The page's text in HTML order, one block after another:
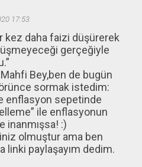
17:53
kez daha faizi düşürerek
gerçeğiyle
Bey,ben de bugün
sormak istedim:
enflasyon sepetinde
ile enflasyonun
inanmışsa! :)
olmuştur ama ben
linki paylaşayım dedim.